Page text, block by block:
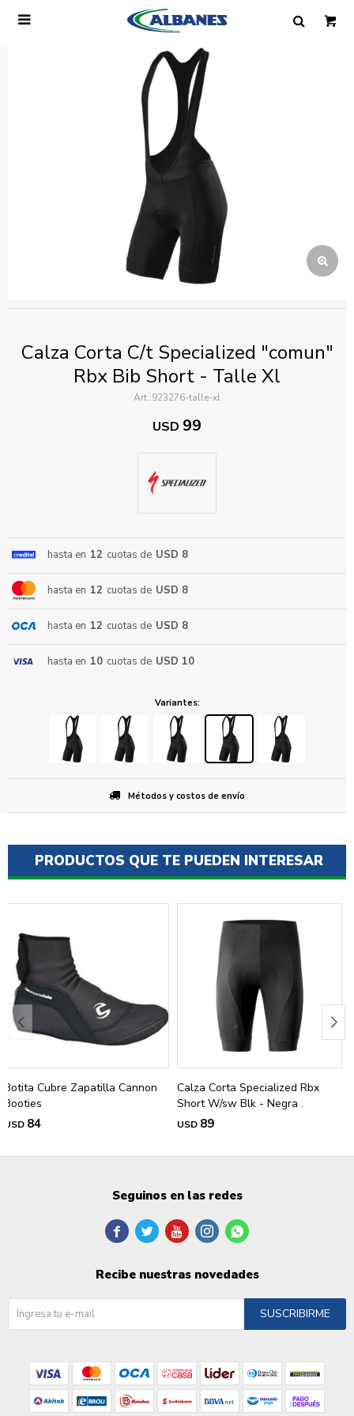

Calza Corta C/t Specialized "comun"
Rbx Bib Short - Talle Xl
923276-talle-xl
USD 99
hasta en 12 cuotas de USD 8
hasta en 12 cuotas de USD 8
hasta en 12 cuotas de USD 8
hasta en 10 cuotas de USD 10
Variantes:
Métodos y costos de envío
PRODUCTOS QUE TE PUEDEN INTERESAR
Botita Cubre Zapatilla Cannon
Booties
USD 84
Calza Corta Specialized Rbx
Short W/sw Blk - Negra .
USD 89
Ingresa tus datos y te informaremos cuando
tengamos stock disponible.
Seguinos en las redes
    
Recibe nuestras novedades
SUSCRIBIRME